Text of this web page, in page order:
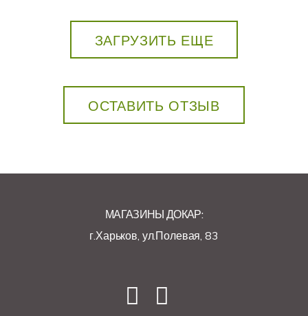
ЗАГРУЗИТЬ ЕЩЕ
ОСТАВИТЬ ОТЗЫВ
МАГАЗИНЫ ДОКАР:
г.Харьков, ул.Полевая, 83